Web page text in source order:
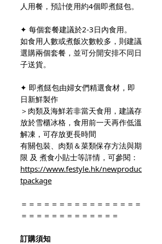
人用餐，預計使用約4個即煮餸包。
✦ 每個套餐建議於2-3日內食用。
如食用人數或煮飯次數較多，則建議
選購兩個套餐，並可分開安排不同日
子送貨。
✦ 即煮餸包由婦女們精選食材，即
日新鮮製作
＞肉類及海鮮若非當天食用，建議存
放於雪櫃冰格，食用前一天再作低溫
解凍，可存放更長時間
有關包裝、肉類＆菜類保存方法與期
限 及 煮食小貼士等詳情，可參閱：
https://www.festyle.hk/newproduc
tpackage
＝＝＝＝＝＝＝＝＝＝＝＝＝＝＝＝
＝＝＝＝＝＝＝＝＝＝＝＝＝
訂購須知